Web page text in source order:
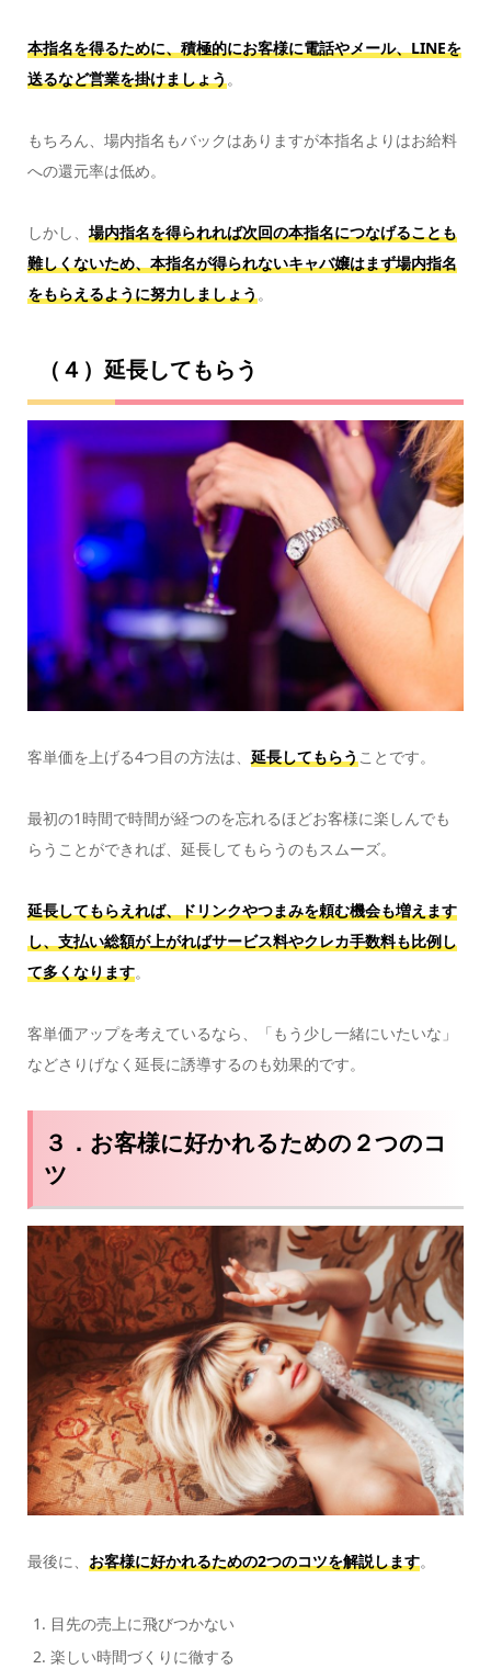
本指名を得るために、積極的にお客様に電話やメール、LINEを
送るなど営業を掛けましょう 。
もちろん、場内指名もバックはありますが本指名よりはお給料
への還元率は低め。
しかし、 場内指名を得られれば次回の本指名につなげることも
難しくないため、本指名が得られないキャバ嬢はまず場内指名
をもらえるように努力しましょう 。
（４）延長してもらう
客単価を上げる4つ目の方法は、 延長してもらうことです。
最初の1時間で時間が経つのを忘れるほどお客様に楽しんでも
らうことができれば、延長してもらうのもスムーズ。
延長してもらえれば、ドリンクやつまみを頼む機会も増えます
し、支払い総額が上がればサービス料やクレカ手数料も比例し
て多くなります。
客単価アップを考えているなら、「もう少し一緒にいたいな」
などさりげなく延長に誘導するのも効果的です。
３．お客様に好かれるための２つのコ
ツ
最後に、 お客様に好かれるための2つのコツを解説します。
目先の売上に飛びつかない
楽しい時間づくりに徹する